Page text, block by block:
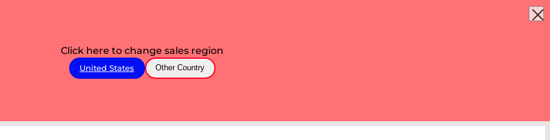
Click here to change sales region
United States Other Country